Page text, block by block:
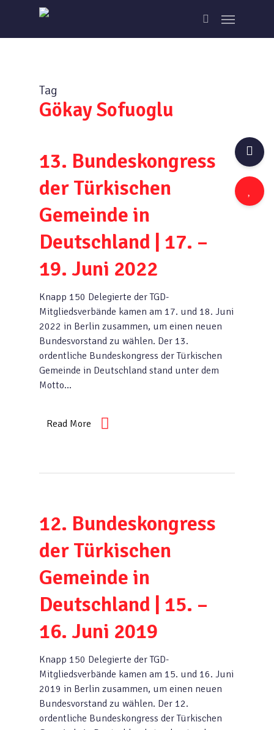
main
search
Menu
Tag
Gökay Sofuoglu
13. Bundeskongress
der Türkischen
Gemeinde in
Deutschland | 17. –
19. Juni 2022
Knapp 150 Delegierte der TGD-
Mitgliedsverbände kamen am 17. und 18. Juni
2022 in Berlin zusammen, um einen neuen
Bundesvorstand zu wählen. Der 13.
ordentliche Bundeskongress der Türkischen
Gemeinde in Deutschland stand unter dem
Motto…
Read More
12. Bundeskongress
der Türkischen
Gemeinde in
Deutschland | 15. –
16. Juni 2019
Knapp 150 Delegierte der TGD-
Mitgliedsverbände kamen am 15. und 16. Juni
2019 in Berlin zusammen, um einen neuen
Bundesvorstand zu wählen. Der 12.
ordentliche Bundeskongress der Türkischen